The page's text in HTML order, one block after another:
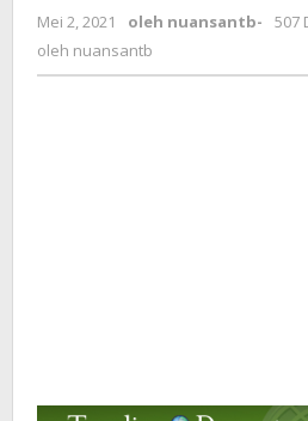
Mei 2, 2021 oleh nuansantb-
507
oleh nuansantb